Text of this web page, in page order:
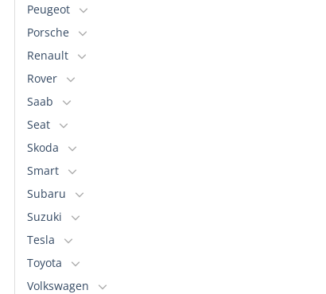
Peugeot
Porsche
Renault
Rover
Saab
Seat
Skoda
Smart
Subaru
Suzuki
Tesla
Toyota
Volkswagen